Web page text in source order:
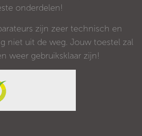
onderdelen!
zijn zeer technisch en
niet uit de weg. Jouw toestel zal
weer gebruiksklaar zijn!